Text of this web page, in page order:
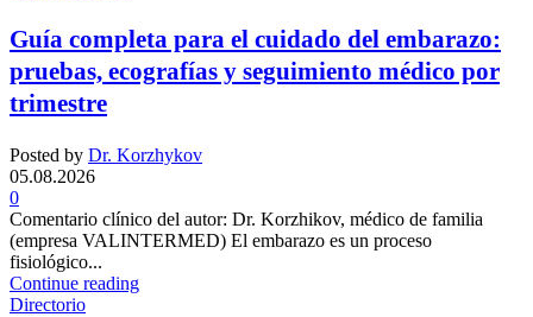
Guía completa para el cuidado del embarazo:
pruebas, ecografías y seguimiento médico por
trimestre
Posted by Dr. Korzhykov
05.08.2026
0
Comentario clínico del autor: Dr. Korzhikov, médico de familia
(empresa VALINTERMED) El embarazo es un proceso
fisiológico...
Continue reading
Directorio